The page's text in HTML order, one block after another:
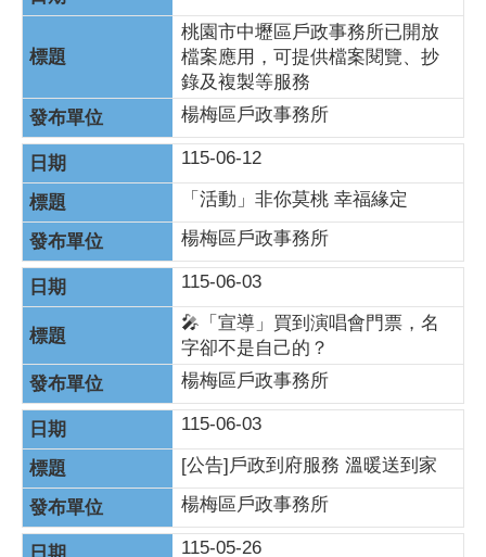
桃園市中壢區戶政事務所已開放
檔案應用，可提供檔案閱覽、抄
錄及複製等服務
楊梅區戶政事務所
115-06-12
「活動」非你莫桃 幸福緣定
楊梅區戶政事務所
115-06-03
🎤「宣導」買到演唱會門票，名
字卻不是自己的？
楊梅區戶政事務所
115-06-03
[公告]戶政到府服務 溫暖送到家
楊梅區戶政事務所
115-05-26